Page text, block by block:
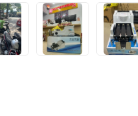
Vi Tính Hải
nơi hoặc
tiện lợi.